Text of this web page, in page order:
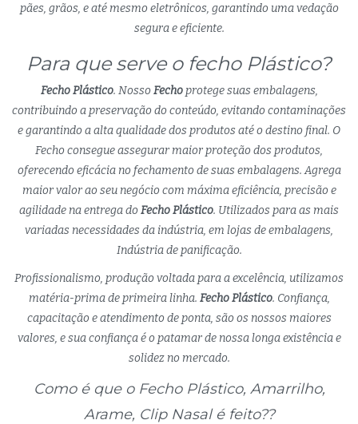
pães, grãos, e até mesmo eletrônicos, garantindo uma vedação
segura e eficiente.
Para que serve o fecho Plástico?
Fecho Plástico. Nosso Fechoprotege suas embalagens,
contribuindo a preservação do conteúdo, evitando contaminações
e garantindo a alta qualidade dos produtos até o destino final. O
Fecho consegue assegurar maior proteção dos produtos,
oferecendo eficácia no fechamento de suas embalagens. Agrega
maior valor ao seu negócio com máxima eficiência, precisão e
agilidade na entrega do Fecho Plástico. Utilizados para as mais
variadas necessidades da indústria, em lojas de embalagens,
Indústria de panificação.
Profissionalismo, produção voltada para a excelência, utilizamos
matéria-prima de primeira linha. Fecho Plástico. Confiança,
capacitação e atendimento de ponta, são os nossos maiores
valores, e sua confiança é o patamar de nossa longa existência e
solidez no mercado.
Como é que o Fecho Plástico, Amarrilho,
Arame, Clip Nasal é feito??